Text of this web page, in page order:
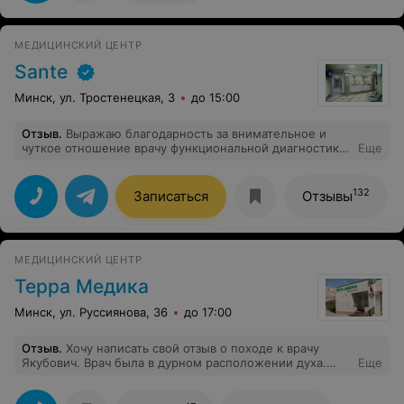
перенесли время записи, хоть спросили смогу ли
приехать, и то хорошо.
МЕДИЦИНСКИЙ ЦЕНТР
Sante
Минск, ул. Тростенецкая, 3 до 15:00
Отзыв. Выражаю благодарность за внимательное и
чуткое отношение врачу функциональной диагностики
Еще
Записаться Отзывы132
МЕДИЦИНСКИЙ ЦЕНТР
Терра Медика
Минск, ул. Руссиянова, 36 до 17:00
Отзыв. Хочу написать свой отзыв о походе к врачу
Якубович. Врач была в дурном расположении духа.
"Сколько это будет стоить?" ответила: "У нас есть
Еще